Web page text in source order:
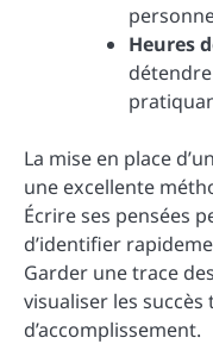
Heures
La mise en place
une excellente
Écrire ses pensées
d’identifier
Garder une trace
visualiser les
d’accomplissement.